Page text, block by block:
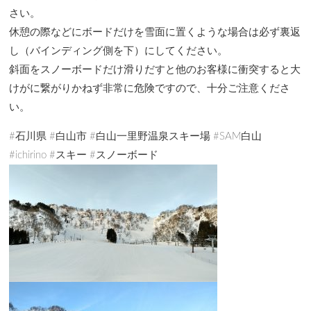
さい。
休憩の際などにボードだけを雪面に置くような場合は必ず裏返
し（バインディング側を下）にしてください。
斜面をスノーボードだけ滑りだすと他のお客様に衝突すると大
けがに繋がりかねず非常に危険ですので、十分ご注意くださ
い。
#石川県 #白山市 #白山一里野温泉スキー場 #SAM白山
#ichirino #スキー #スノーボード